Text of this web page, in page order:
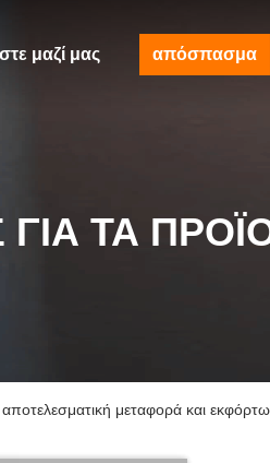
μαζί μας απόσπασμα
ΤΑ
μεταφορά και